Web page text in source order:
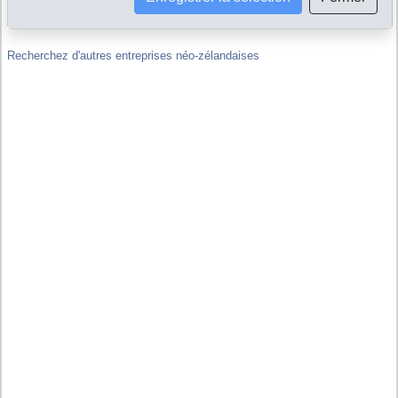
de Nouvelle-Zélande ?
Recherchez d'autres entreprises néo-zélandaises